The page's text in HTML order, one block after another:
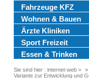
Fahrzeuge KFZ
Wohnen & Bauen
Ärzte Kliniken
Sport Freizeit
Essen & Trinken
Sie sind hier : internet-web >
Variante zur Entwicklung und